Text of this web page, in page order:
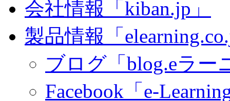
会社情報「kiban.jp」
製品情報「
ブログ「blog.eラー
Facebook「e-